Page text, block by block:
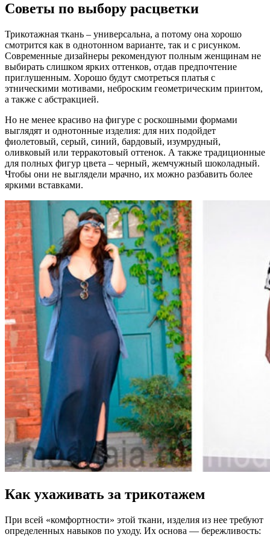
Советы по выбору расцветки
Трикотажная ткань – универсальна, а потому она хорошо
смотрится как в однотонном варианте, так и с рисунком.
Современные дизайнеры рекомендуют полным женщинам не
выбирать слишком ярких оттенков, отдав предпочтение
приглушенным. Хорошо будут смотреться платья с
этническими мотивами, неброским геометрическим принтом,
а также с абстракцией.
Но не менее красиво на фигуре с роскошными формами
выглядят и однотонные изделия: для них подойдет
фиолетовый, серый, синий, бардовый, изумрудный,
оливковый или терракотовый оттенок. А также традиционные
для полных фигур цвета – черный, жемчужный шоколадный.
Чтобы они не выглядели мрачно, их можно разбавить более
яркими вставками.
Как ухаживать за трикотажем
При всей «комфортности» этой ткани, изделия из нее требуют
определенных навыков по уходу. Их основа — бережливость: